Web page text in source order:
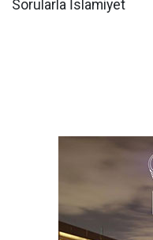
Sorularla İslamiyet